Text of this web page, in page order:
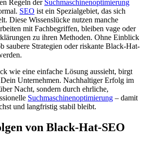
Regeln der Suchmaschinenoptimierung
SEO ist ein Spezialgebiet, das sich
Diese Wissenslücke nutzen manche
mit Fachbegriffen, bleiben vage oder
zu ihren Methoden. Ohne Einblick
saubere Strategien oder riskante Black-Hat-
wie eine einfache Lösung aussieht, birgt
Unternehmen. Nachhaltiger Erfolg im
Nacht, sondern durch ehrliche,
Suchmaschinenoptimierung – damit
und langfristig stabil bleibt.
von Black-Hat-SEO